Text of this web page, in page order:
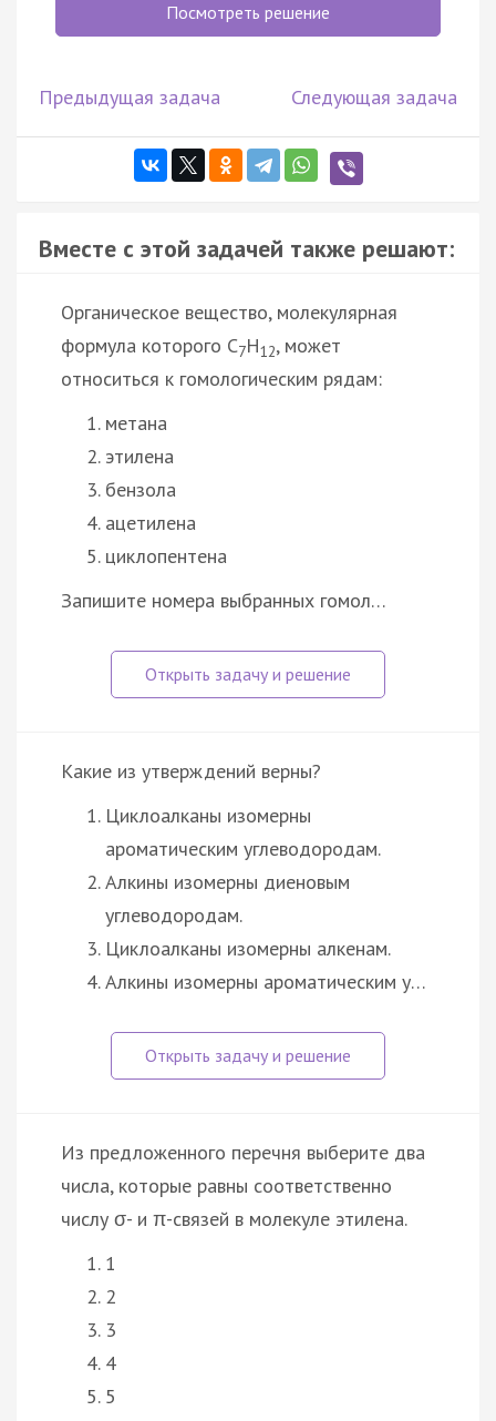
Посмотреть решение
Предыдущая задача Следующая задача
Вместе с этой задачей также решают:
Органическое вещество, молекулярная
формула которого С7Н12, может
относиться к гомологическим рядам:
метана
этилена
бензола
ацетилена
циклопентена
Запишите номера выбранных гомол…
Какие из утверждений верны?
Циклоалканы изомерны
ароматическим углеводородам.
Алкины изомерны диеновым
углеводородам.
Циклоалканы изомерны алкенам.
Алкины изомерны ароматическим у…
Из предложенного перечня выберите два
числа, которые равны соответственно
числу σ- и π-связей в молекуле этилена.
1
2
3
4
5